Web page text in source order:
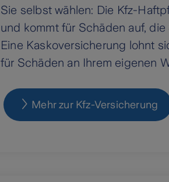
Sie selbst wählen: Die Kfz-
und kommt für Schäden auf,
Eine Kaskoversicherung lohnt
für Schäden an Ihrem eigenen
Mehr zur Kfz-Versicherung